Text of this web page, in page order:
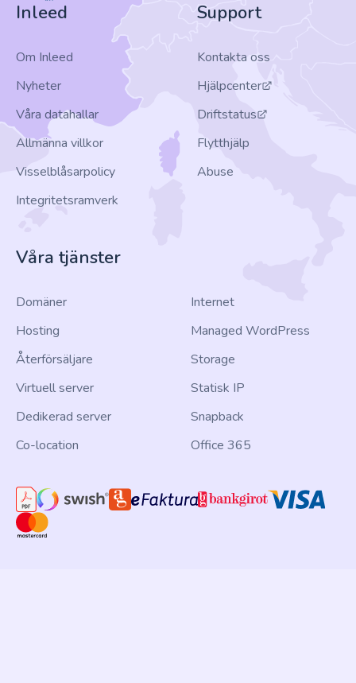
Inleed
Om Inleed
Nyheter
Våra datahallar
Allmänna villkor
Visselblåsarpolicy
Integritetsramverk
Support
Kontakta oss
Hjälpcenter
Driftstatus
Flytthjälp
Abuse
Våra tjänster
Domäner
Hosting
Återförsäljare
Virtuell server
Dedikerad server
Co-location
Internet
Managed WordPress
Storage
Statisk IP
Snapback
Office 365